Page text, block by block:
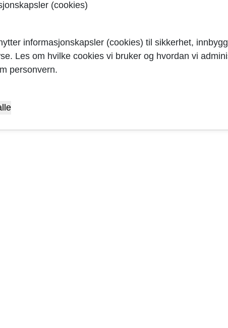
(cookies)
informasjonskapsler (cookies) til sikkerhet,
Les om hvilke cookies vi bruker og hvordan vi
personvern.